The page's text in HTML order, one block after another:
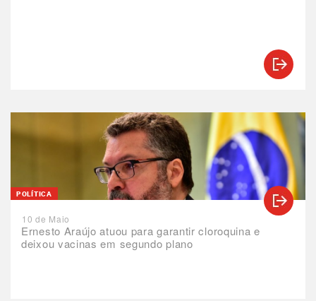
Ernesto Araújo atuou para garantir cloroquina e
deixou vacinas em segundo plano
POLÍTICA
10 de Maio